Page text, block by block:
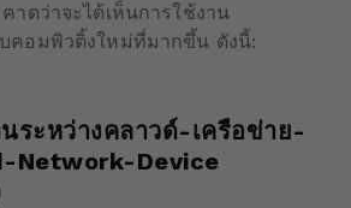
าดว่าจะได้เห็นการใช้งาน
คอมพิวติ้งใหม่ที่มากขึ้น ดังนี้:
ระหว่างคลาวด์-เครือข่าย-
Network-Device